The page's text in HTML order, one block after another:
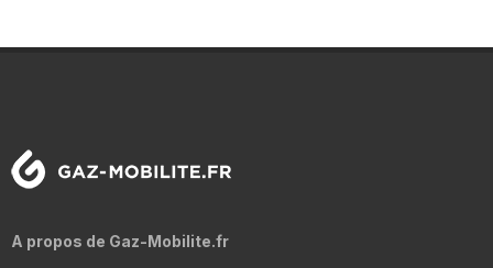
A propos de Gaz-Mobilite.fr